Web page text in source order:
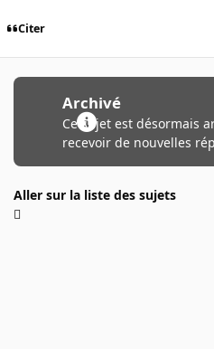
Citer
Archivé
Ce sujet est désormais
recevoir de nouvelles
Aller sur la liste des sujets